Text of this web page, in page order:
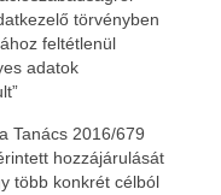
törvényben
feltétlenül
adatok
2016/679
hozzájárulását
több konkrét célból